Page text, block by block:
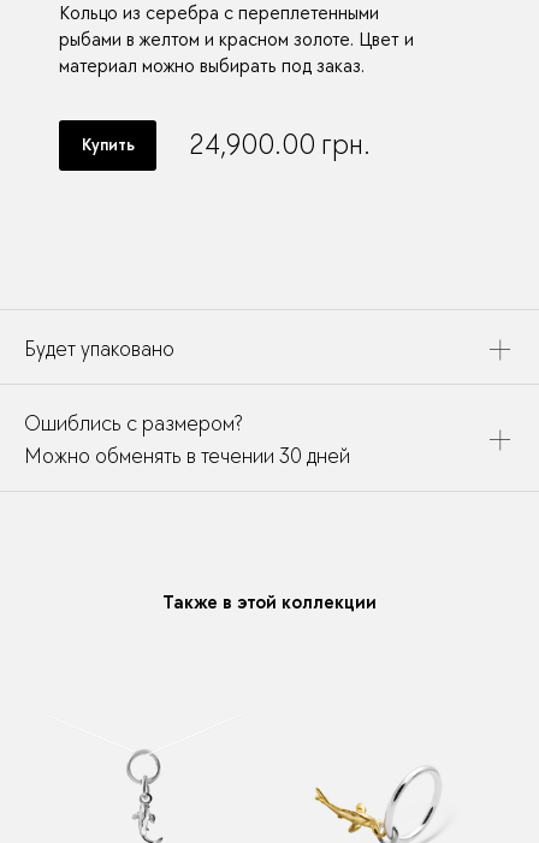
Кольцо из серебра с переплетенными
рыбами в желтом и красном золоте. Цвет и
материал можно выбирать под заказ.
Купить 24,900.00 грн.
Будет упаковано
дополнено открыткой, паспортом украшения и
собрано в подарочный пакет
Ошиблись с размером?
Можно обменять в течении 30 дней
Также в этой коллекции